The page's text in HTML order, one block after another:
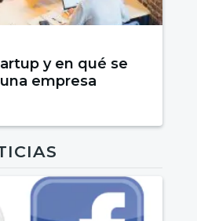
y en qué se
empresa